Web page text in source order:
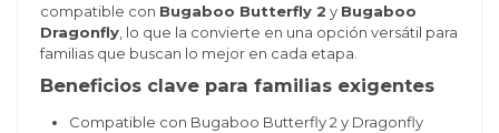
compatible con Bugaboo Butterfly 2 y Bugaboo
Dragonfly, lo que la convierte en una opción versátil para
familias que buscan lo mejor en cada etapa.
Beneficios clave para familias exigentes
Compatible con Bugaboo Butterfly 2 y Dragonfly